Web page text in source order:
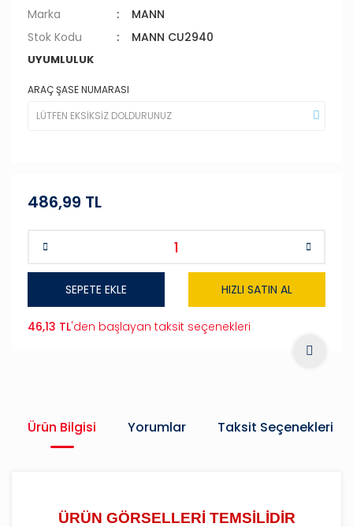
Marka
MANN
Stok Kodu
MANN CU2940
UYUMLULUK
ARAÇ ŞASE NUMARASI
486,99 TL
SEPETE EKLE HIZLI SATIN AL
46,13 TL'den başlayan taksit seçenekleri
Ürün Bilgisi Yorumlar Taksit Seçenekleri
ÜRÜN GÖRSELLERİ TEMSİLİDİR